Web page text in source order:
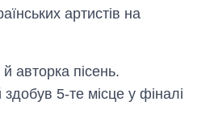
артистів на
авторка пісень.
5-те місце у фіналі